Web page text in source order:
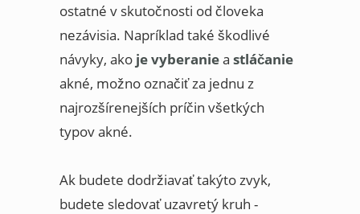
ostatné v skutočnosti od človeka
nezávisia. Napríklad také škodlivé
návyky, ako je vyberaniea stláčanie
akné, možno označiť za jednu z
najrozšírenejších príčin všetkých
typov akné.
Ak budete dodržiavať takýto zvyk,
budete sledovať uzavretý kruh -